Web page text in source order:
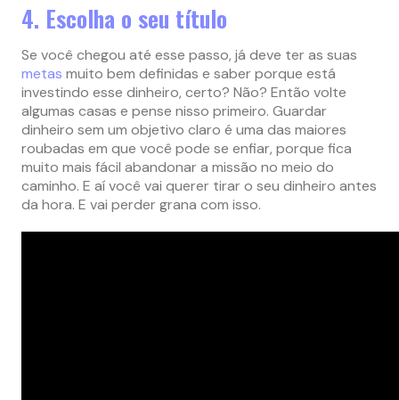
4. Escolha o seu título
Se você chegou até esse passo, já deve ter as suas
metas muito bem definidas e saber porque está
investindo esse dinheiro, certo? Não? Então volte
algumas casas e pense nisso primeiro. Guardar
dinheiro sem um objetivo claro é uma das maiores
roubadas em que você pode se enfiar, porque fica
muito mais fácil abandonar a missão no meio do
caminho. E aí você vai querer tirar o seu dinheiro antes
da hora. E vai perder grana com isso.